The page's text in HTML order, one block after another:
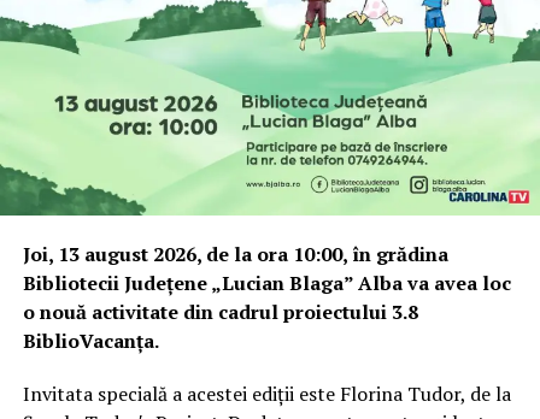
Joi, 13 august 2026, de la ora 10:00, în grădina
Bibliotecii Județene „Lucian Blaga” Alba va avea loc
o nouă activitate din cadrul proiectului 3.8
BiblioVacanța.
Invitata specială a acestei ediții este Florina Tudor, de la